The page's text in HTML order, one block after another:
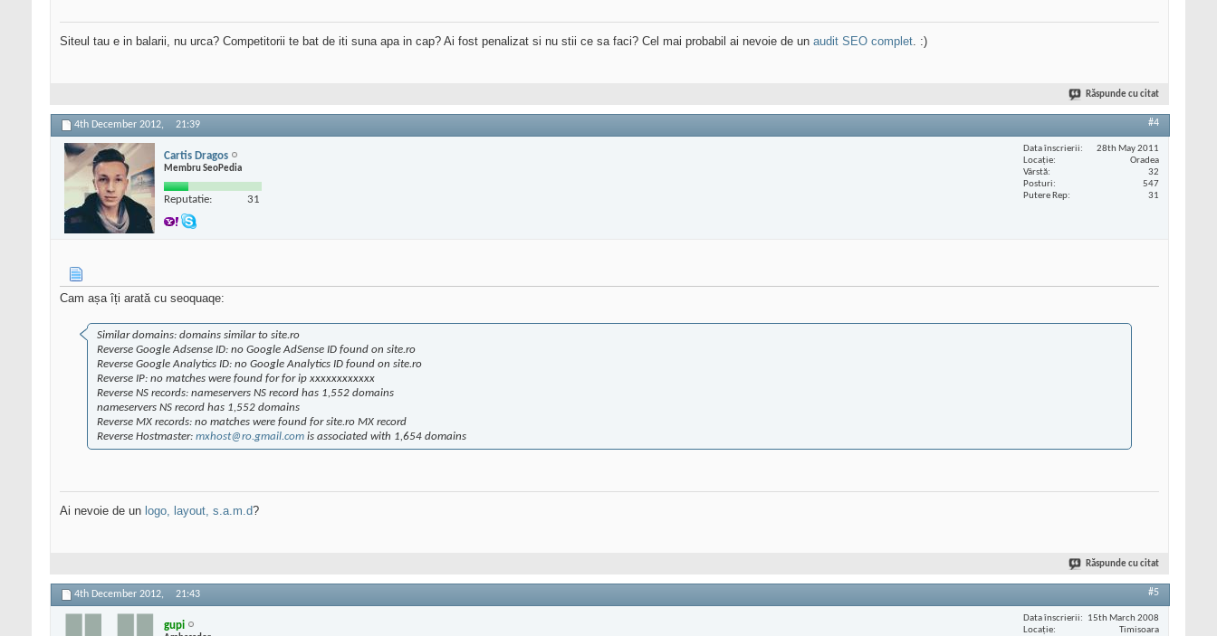
Siteul tau e in balarii, nu urca? Competitorii te bat de iti suna apa in cap? Ai fost penalizat si nu stii ce sa faci? Cel mai probabil ai nevoie de un audit SEO complet. :)
Răspunde cu citat
4th December 2012, 21:39 #4
Cartis Dragos
Membru SeoPedia
Reputatie: 31
Data înscrierii
28th May 2011
Locaţie
Oradea
Vârstă
32
Posturi
547
Putere Rep
31
Cam așa îți arată cu seoquaqe:
Similar domains: domains similar to site.ro
Reverse Google Adsense ID: no Google AdSense ID found on site.ro
Reverse Google Analytics ID: no Google Analytics ID found on site.ro
Reverse IP: no matches were found for for ip xxxxxxxxxxxx
Reverse NS records: nameservers NS record has 1,552 domains
nameservers NS record has 1,552 domains
Reverse MX records: no matches were found for site.ro MX record
Reverse Hostmaster: mxhost@ro.gmail.com is associated with 1,654 domains
Ai nevoie de un logo, layout, s.a.m.d?
Răspunde cu citat
4th December 2012, 21:43 #5
gupi
Data înscrierii
15th March 2008
Locaţie
Timisoara